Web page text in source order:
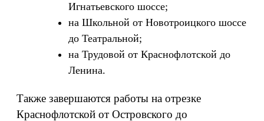
Игнатьевского шоссе;
на Школьной от Новотроицкого шоссе
до Театральной;
на Трудовой от Краснофлотской до
Ленина.
Также завершаются работы на отрезке
Краснофлотской от Островского до